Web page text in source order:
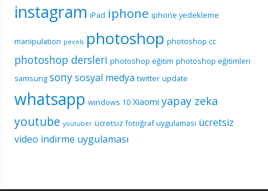
instagram iPad iphone iphone yedekleme
manipulation pexels photoshop photoshop cc
photoshop dersleri photoshop eğitim photoshop eğitimleri
samsung sony sosyal medya twitter update
whatsapp windows 10 Xiaomi yapay zeka
youtube youtuber ücretsiz fotoğraf uygulaması ücretsiz
video indirme uygulaması